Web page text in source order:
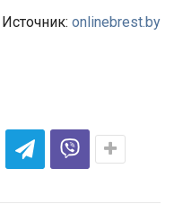
Источник: onlinebrest.by